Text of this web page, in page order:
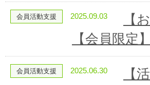
会員活動支援 2025.09.03
【
【会員限定】
会員活動支援 2025.06.30
【